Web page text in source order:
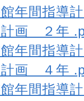
館年間指導
計画 ２年
館年間指導
計画 ４年
館年間指導